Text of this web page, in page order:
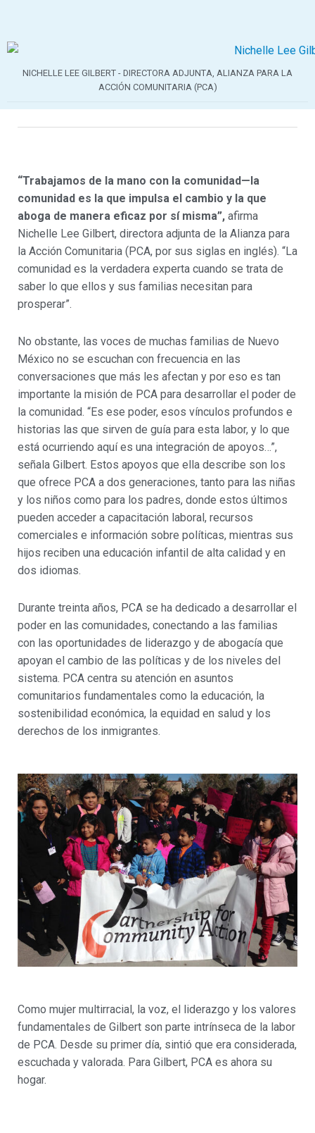
NICHELLE LEE GILBERT - DIRECTORA ADJUNTA, ALIANZA PARA LA
ACCIÓN COMUNITARIA (PCA)
“Trabajamos de la mano con la comunidad—la
comunidad es la que impulsa el cambio y la que
aboga de manera eficaz por sí misma”, afirma
Nichelle Lee Gilbert, directora adjunta de la Alianza para
la Acción Comunitaria (PCA, por sus siglas en inglés). “La
comunidad es la verdadera experta cuando se trata de
saber lo que ellos y sus familias necesitan para
prosperar”.
No obstante, las voces de muchas familias de Nuevo
México no se escuchan con frecuencia en las
conversaciones que más les afectan y por eso es tan
importante la misión de PCA para desarrollar el poder de
la comunidad. “Es ese poder, esos vínculos profundos e
historias las que sirven de guía para esta labor, y lo que
está ocurriendo aquí es una integración de apoyos…”,
señala Gilbert. Estos apoyos que ella describe son los
que ofrece PCA a dos generaciones, tanto para las niñas
y los niños como para los padres, donde estos últimos
pueden acceder a capacitación laboral, recursos
comerciales e información sobre políticas, mientras sus
hijos reciben una educación infantil de alta calidad y en
dos idiomas.
Durante treinta años, PCA se ha dedicado a desarrollar el
poder en las comunidades, conectando a las familias
con las oportunidades de liderazgo y de abogacía que
apoyan el cambio de las políticas y de los niveles del
sistema. PCA centra su atención en asuntos
comunitarios fundamentales como la educación, la
sostenibilidad económica, la equidad en salud y los
derechos de los inmigrantes.
Como mujer multirracial, la voz, el liderazgo y los valores
fundamentales de Gilbert son parte intrínseca de la labor
de PCA. Desde su primer día, sintió que era considerada,
escuchada y valorada. Para Gilbert, PCA es ahora su
hogar.